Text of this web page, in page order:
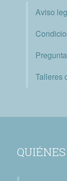
Aviso
Talleres
QUIÉNES